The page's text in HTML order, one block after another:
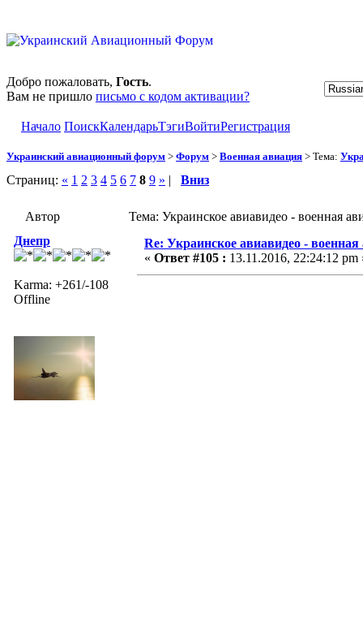
Добро пожаловать, Гость.
Вам не пришло письмо с кодом активации?
Начало ПоискКалендарьТэгиВойтиРегистрация
Украинский авиационный форум > Форум > Военная авиация > Тема:
Страниц: « 1 2 3 4 5 6 7 8 9 » | Вниз
Автор
Тема: Украинское авиавидео - военная
Днепр
Karma: +261/-108
Offline
Re: Украинское авиавидео -
« Ответ #105 : 13.11.2016, 22:24:12 pm